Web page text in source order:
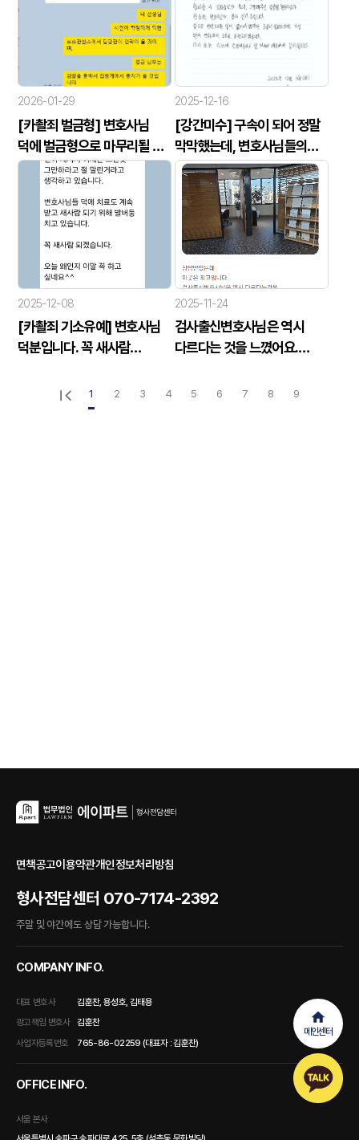
2026-01-29
[카촬죄 벌금형] 변호사님
덕에 벌금형으로 마무리될 수
있었습니다.
2025-12-16
[강간미수] 구속이 되어 정말
막막했는데, 변호사님들의
도움으로 피해자와 극적으로
합의할 수 있었습니다.
2025-12-08
[카촬죄 기소유예] 변호사님
덕분입니다. 꼭 새사람
2025-11-24
검사출신변호사님은 역시
다르다는 것을 느꼈어요.
1 2 3 4 5 6 7 8 9
면책공고이용약관개인정보처리방침
COMPANY INFO.
대표 변호사
김훈찬, 용성호, 김태용
광고책임 변호사
김훈찬
사업자등록번호
765-86-02259 (대표자 : 김훈찬)
OFFICE INFO.
서울 본사
형사전담센터 070-7174-2392
주말 및 야간에도 상담 가능합니다.
메인센터